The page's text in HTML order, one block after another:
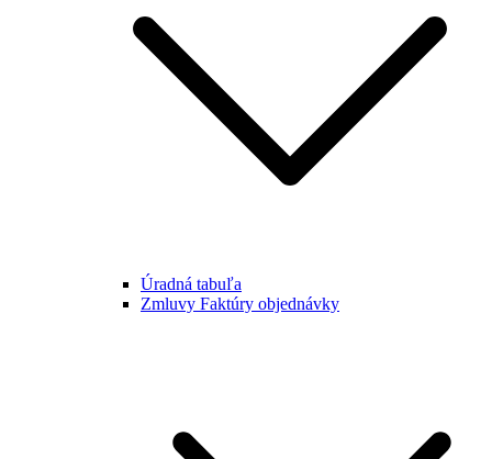
Úradná tabuľa
Zmluvy Faktúry objednávky